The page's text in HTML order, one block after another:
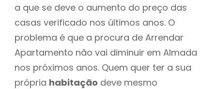
a que se deve o aumento do preço das
casas verificado nos últimos anos. O
problema é que a procura de Arrendar
Apartamento não vai diminuir em Almada
nos próximos anos. Quem quer ter a sua
própria habitação deve mesmo